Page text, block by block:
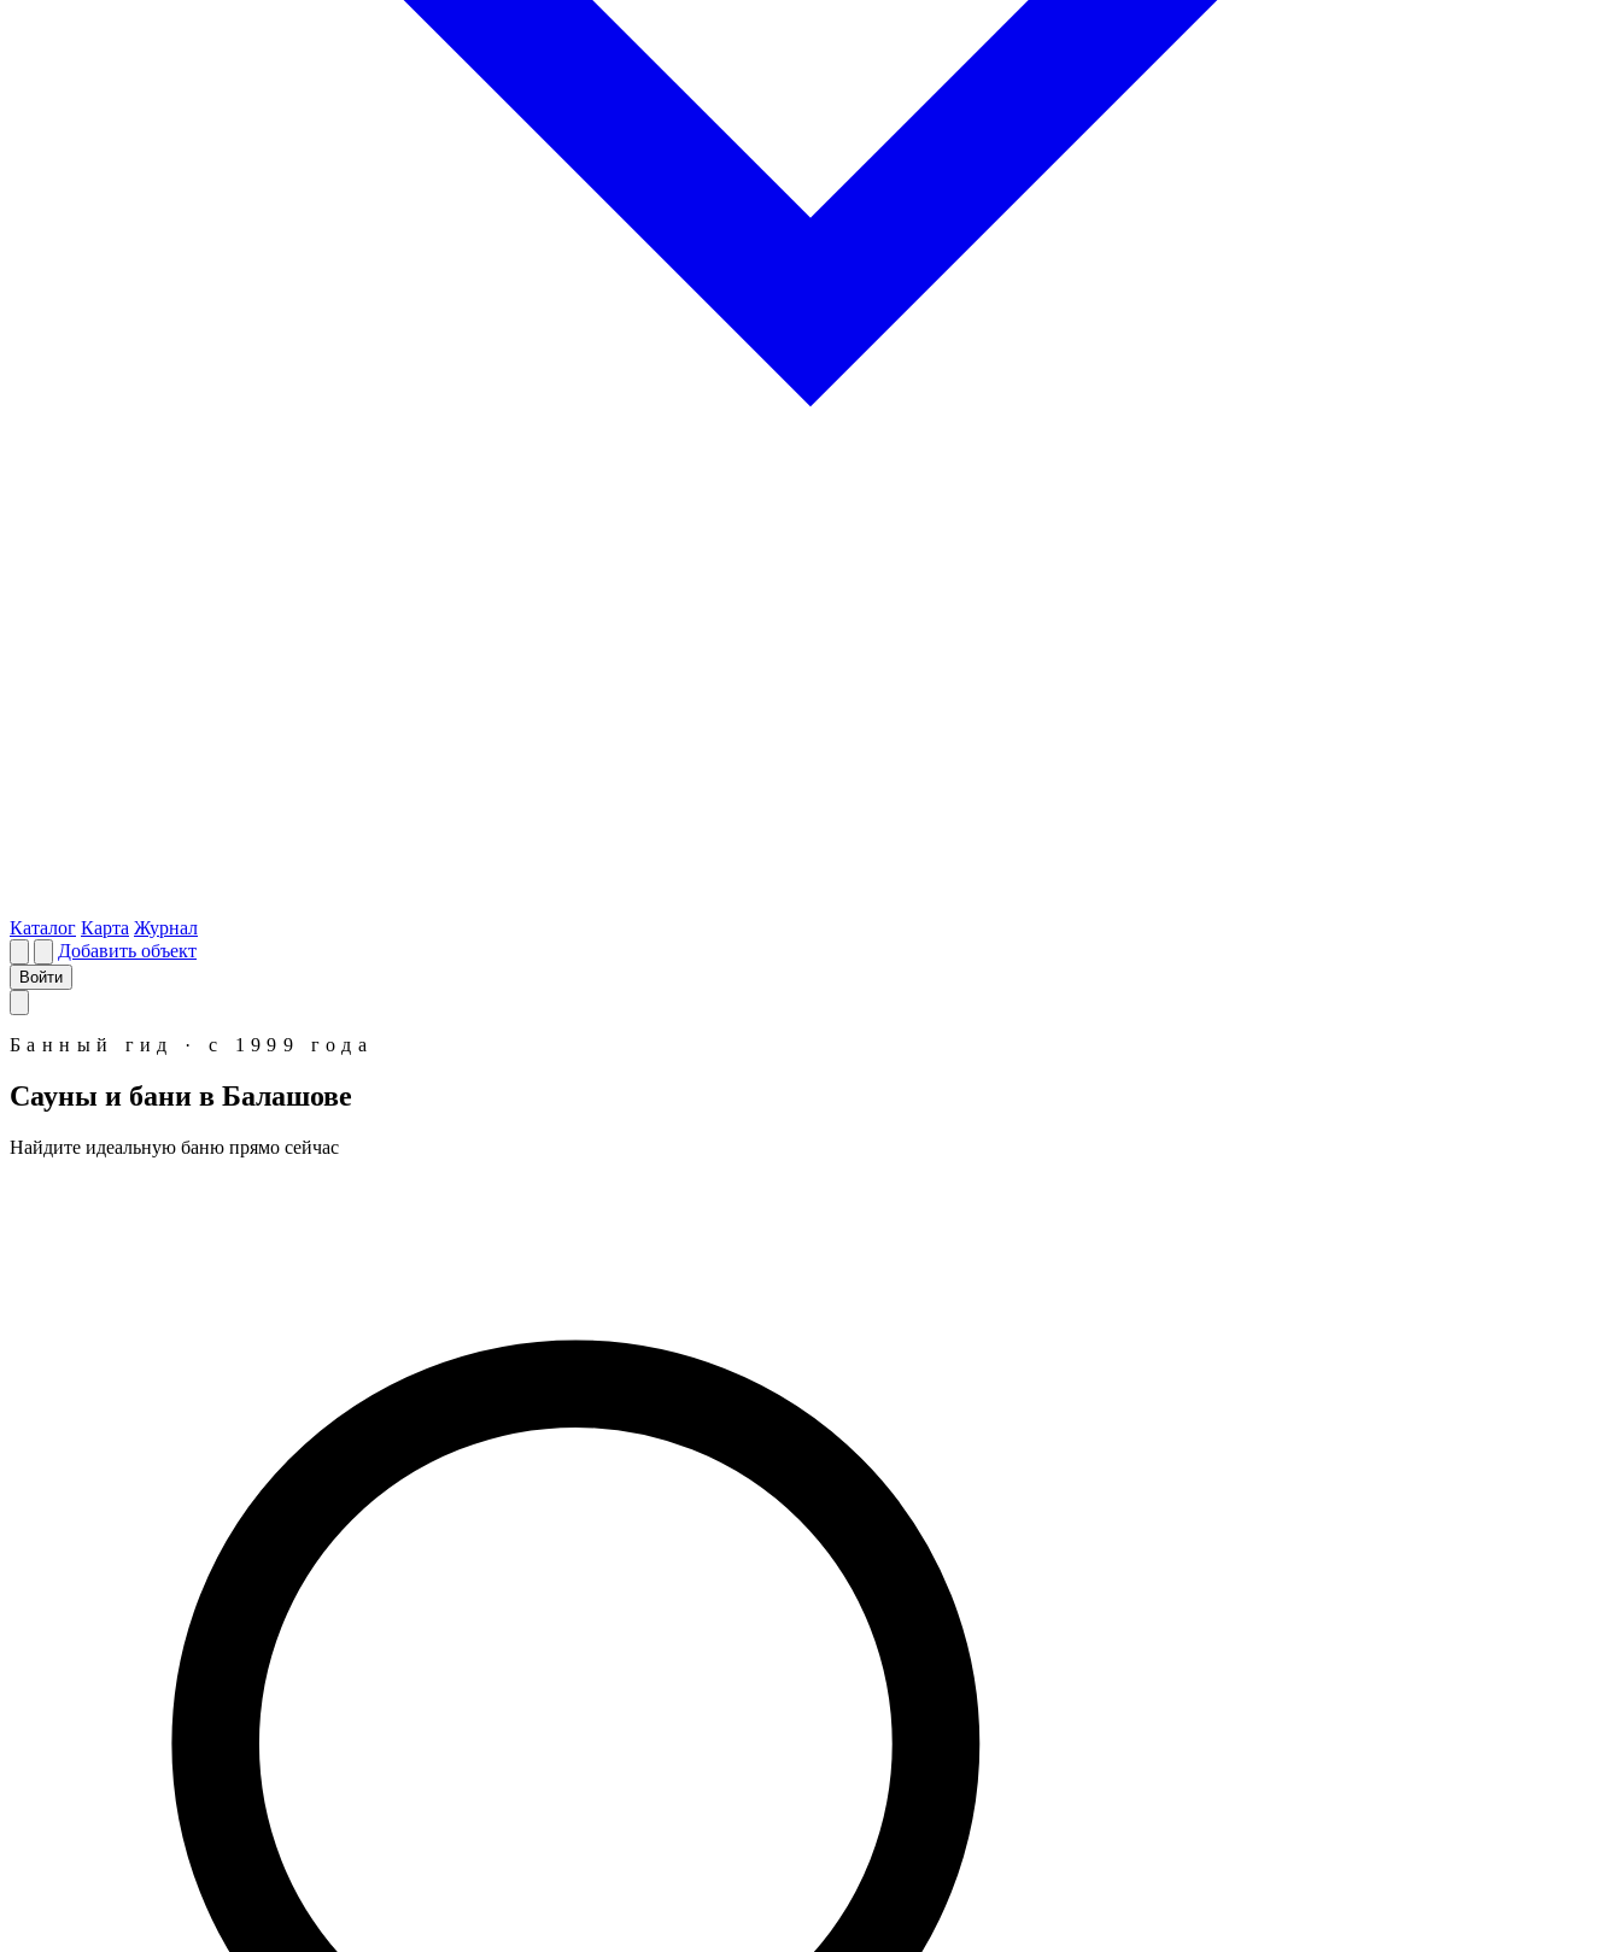
Каталог Карта Журнал
Добавить объект
Войти
Банный гид · с 1999 года
Сауны и бани в Балашове
Найдите идеальную баню прямо сейчас